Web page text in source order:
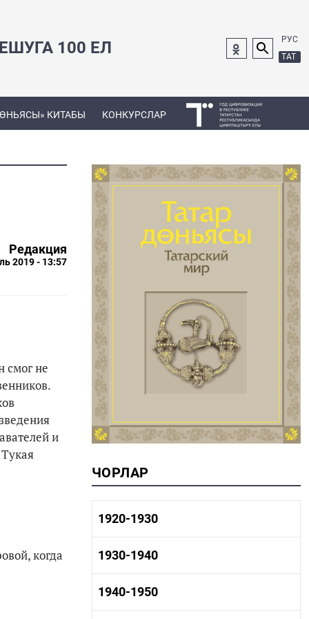
100 ЕЛ
РУС
ТАТ
КИТАБЫ КОНКУРСЛАР
Редакция
2019 - 13:57
смог не
и
когда
ЧОРЛАР
1920-1930
1920-1930 тарих
1920-1930 мәдәният
1930-1940
1930-1940 тарих
1930-1940 мәдәният
1940-1950